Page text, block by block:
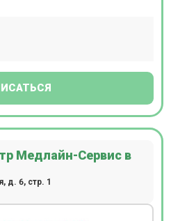
Медлайн-Сервис в
д. 6, стр. 1